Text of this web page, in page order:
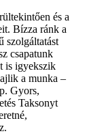
és a
Bízza ránk a
szolgáltatást
csapatunk
is igyekszik
a munka –
Gyors,
Taksonyt